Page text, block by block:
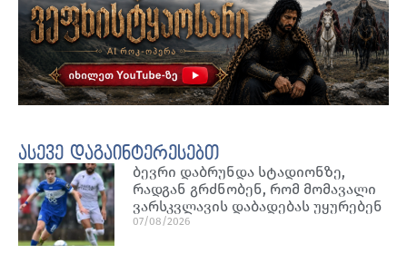
ასევე დაგაინტერესებთ
ბევრი დაბრუნდა სტადიონზე,
რადგან გრძნობენ, რომ მომავალი
ვარსკვლავის დაბადებას უყურებენ
07/08/2026